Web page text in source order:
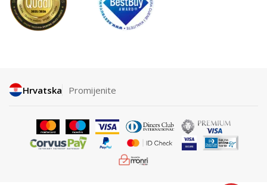
Hrvatska Promijenite